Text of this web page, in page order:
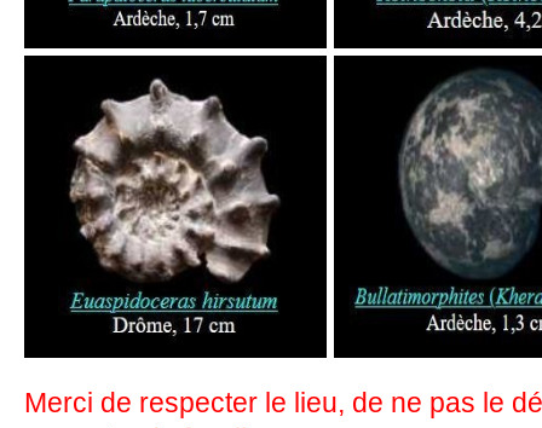
Merci de respecter le lieu, de ne pas le